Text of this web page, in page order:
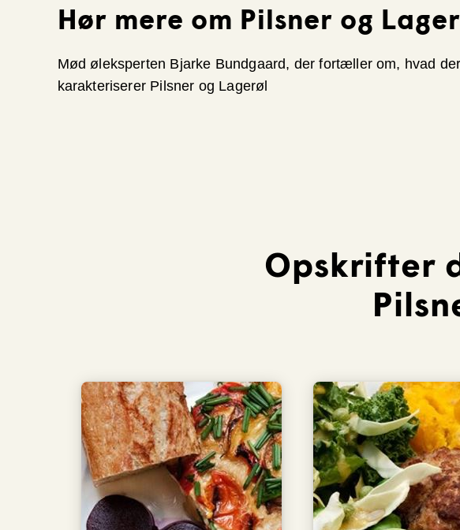
Hør mere om Pilsner og Lager
Mød øleksperten Bjarke Bundgaard, der fortæller om, hvad der
karakteriserer Pilsner og Lagerøl
Opskrifter